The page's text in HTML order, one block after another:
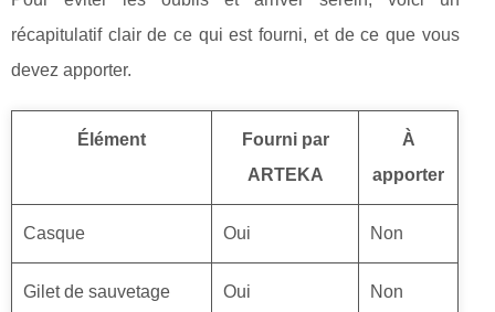
récapitulatif clair de ce qui est fourni, et de ce que vous
devez apporter.
Élément
Fourni par
ARTEKA
À
apporter
Casque Oui Non
Gilet de sauvetage Oui Non